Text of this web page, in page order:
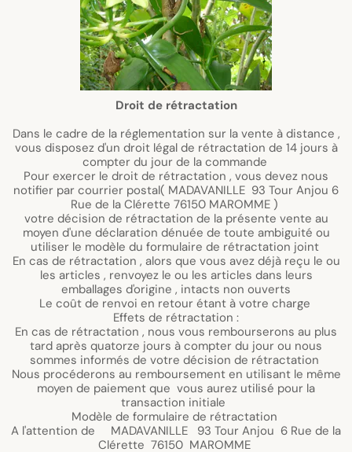
Droit de rétractation
Dans le cadre de la réglementation sur la vente à distance ,
vous disposez d'un droit légal de rétractation de 14 jours à
compter du jour de la commande
Pour exercer le droit de rétractation , vous devez nous
notifier par courrier postal( MADAVANILLE 93 Tour Anjou 6
Rue de la Clérette 76150 MAROMME )
votre décision de rétractation de la présente vente au
moyen d'une déclaration dénuée de toute ambiguité ou
utiliser le modèle du formulaire de rétractation joint
En cas de rétractation , alors que vous avez déjà reçu le ou
les articles , renvoyez le ou les articles dans leurs
emballages d'origine , intacts non ouverts
Le coût de renvoi en retour étant à votre charge
Effets de rétractation :
En cas de rétractation , nous vous rembourserons au plus
tard après quatorze jours à compter du jour ou nous
sommes informés de votre décision de rétractation
Nous procéderons au remboursement en utilisant le même
moyen de paiement que vous aurez utilisé pour la
transaction initiale
Modèle de formulaire de rétractation
A l'attention de MADAVANILLE 93 Tour Anjou 6 Rue de la
Clérette 76150 MAROMME